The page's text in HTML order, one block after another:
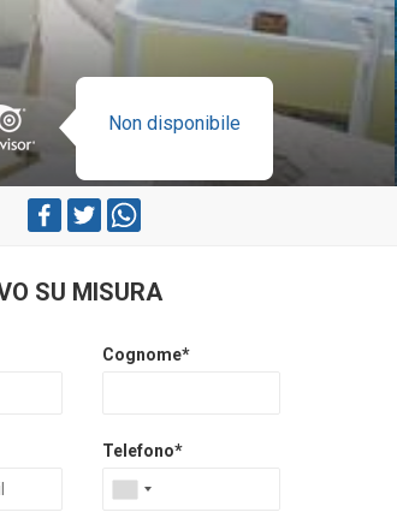
Non disponibile
SU MISURA
Cognome*
Telefono*